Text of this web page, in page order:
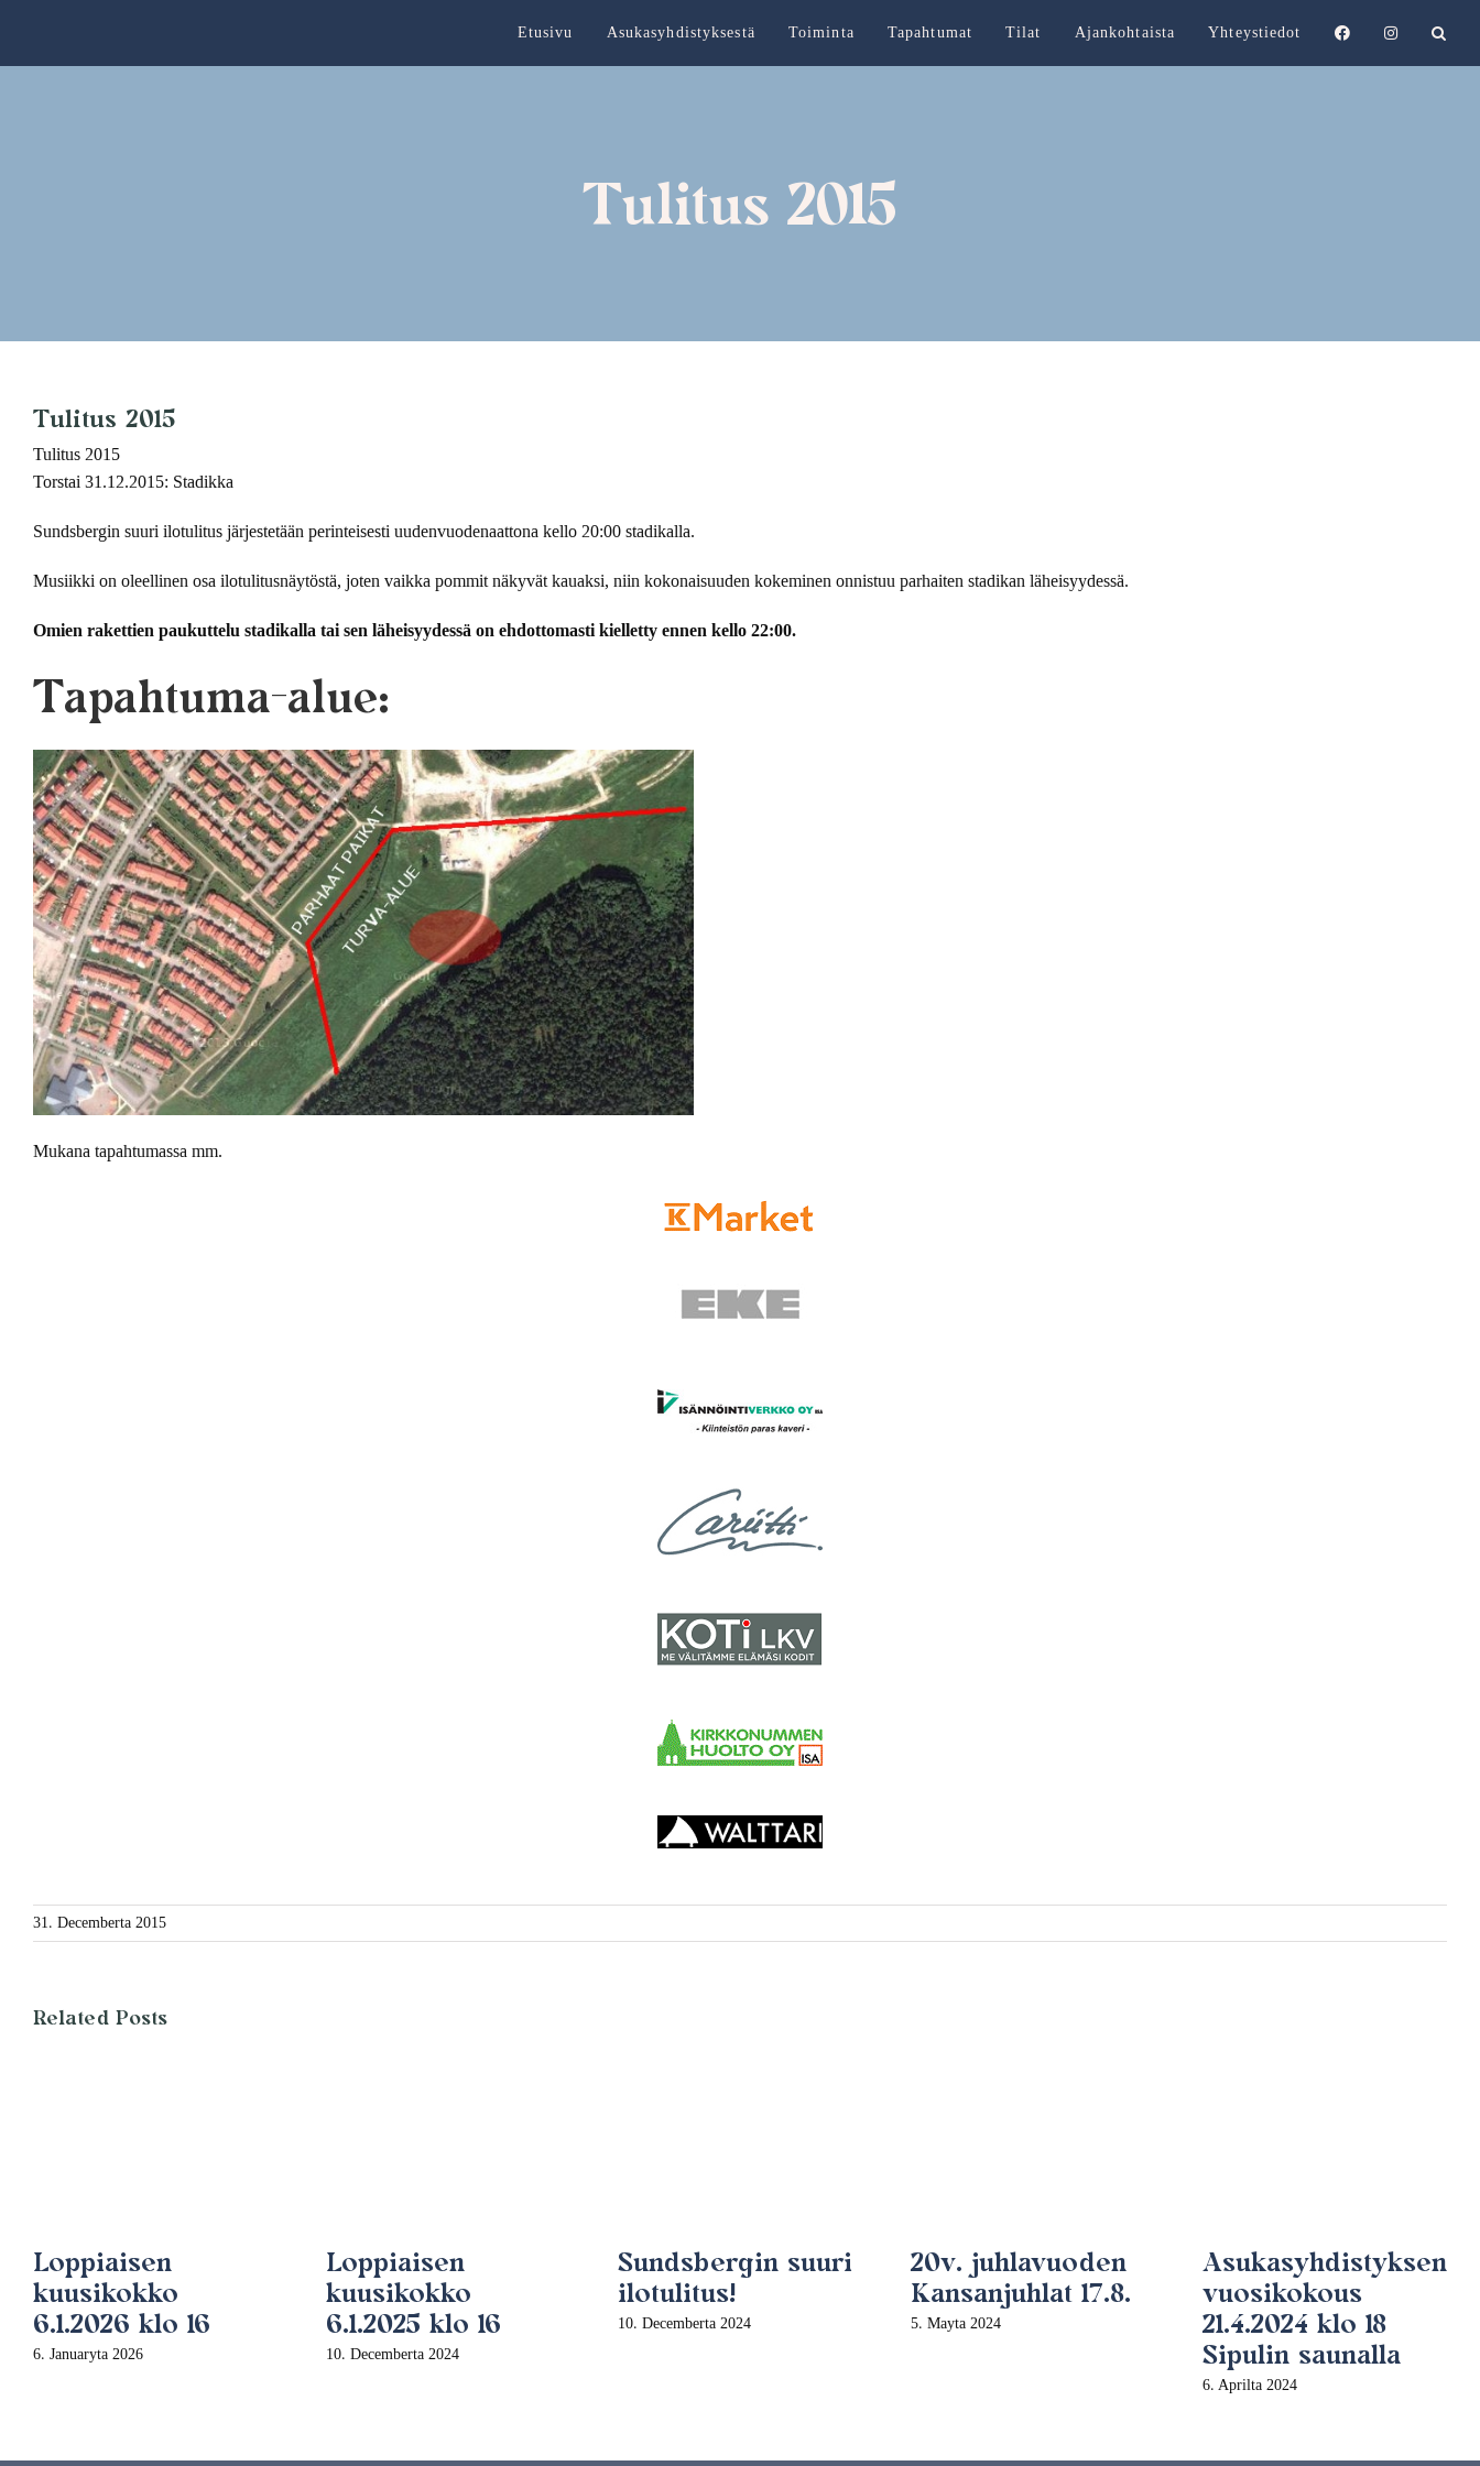
content
Etusivu Asukasyhdistyksestä Toiminta Tapahtumat Tilat Ajankohtaista Yhteystiedot
Tulitus 2015
Tulitus 2015
Tulitus 2015
Torstai 31.12.2015: Stadikka
Sundsbergin suuri ilotulitus järjestetään perinteisesti uudenvuodenaattona kello 20:00 stadikalla.
Musiikki on oleellinen osa ilotulitusnäytöstä, joten vaikka pommit näkyvät kauaksi, niin kokonaisuuden kokeminen onnistuu parhaiten stadikan läheisyydessä.
Omien rakettien paukuttelu stadikalla tai sen läheisyydessä on ehdottomasti kielletty ennen kello 22:00.
Tapahtuma-alue:
Mukana tapahtumassa mm.
31. Decemberta 2015
Related Posts
Loppiaisen
kuusikokko
6.1.2026 klo 16
6. Januaryta 2026
Loppiaisen
kuusikokko
6.1.2025 klo 16
10. Decemberta 2024
Sundsbergin suuri
ilotulitus!
10. Decemberta 2024
20v. juhlavuoden
Kansanjuhlat 17.8.
5. Mayta 2024
Asukasyhdistyksen
vuosikokous
21.4.2024 klo 18
Sipulin saunalla
6. Aprilta 2024